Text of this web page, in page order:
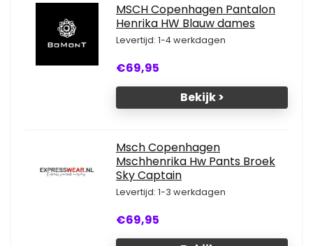
MSCH Copenhagen Pantalon
Henrika HW Blauw dames
Levertijd: 1-4 werkdagen
€69,95
Bekijk >
Msch Copenhagen
Mschhenrika Hw Pants Broek
Sky Captain
Levertijd: 1-3 werkdagen
€69,95